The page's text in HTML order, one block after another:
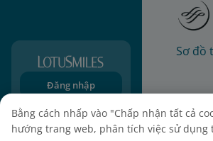
Đăng nhập
Đăng ký
Sơ đồ
Bằng cách nhấp vào "Chấp nhận tất cả
hướng trang web, phân tích việc sử